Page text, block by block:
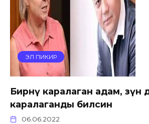
ЭЛ ПИКИР
Бирөөнү каралаган адам, өзүн
каралаганды билсин
06.06.2022